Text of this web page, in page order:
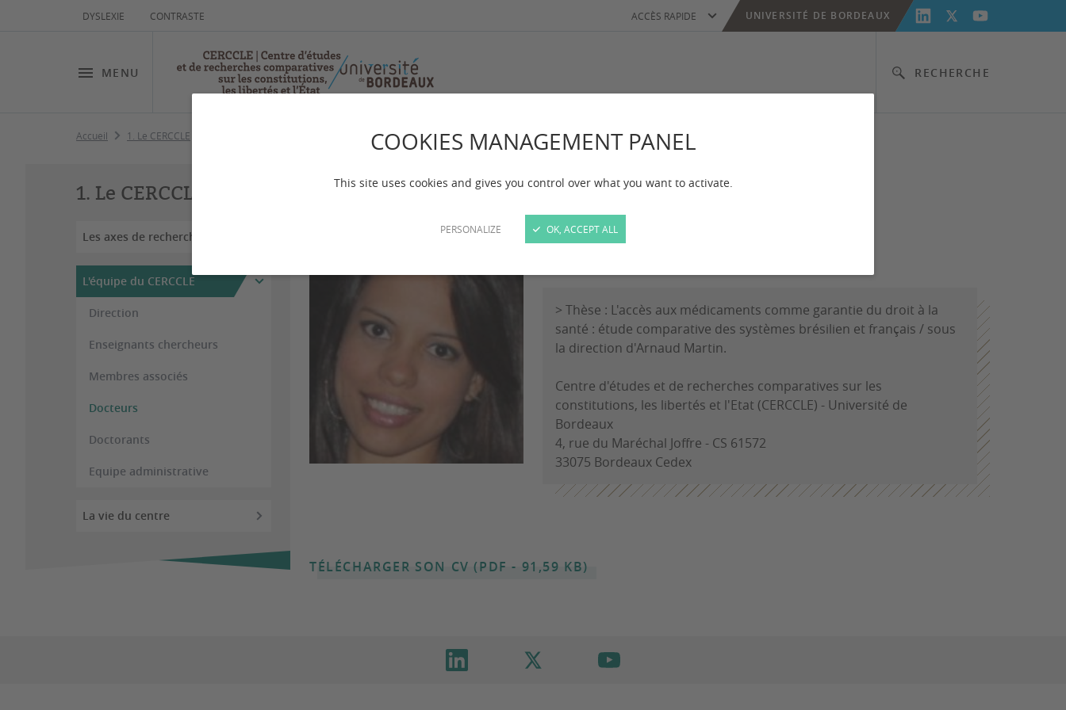
COOKIES MANAGEMENT PANEL
This site uses cookies and gives you control over what you want to activate.
PERSONALIZE OK, ACCEPT ALL
DYSLEXIE CONTRASTE
MENU RECHERCHE
ACCÈS RAPIDE UNIVERSITÉ DE BORDEAUX
Accueil 1. Le CERCCLE Da Rocha Lemos Aline
1. Le CERCCLE
Les axes de recherche
L'équipe du CERCCLE
Direction
Enseignants chercheurs
Membres associés
Docteurs
Doctorants
Equipe administrative
La vie du centre
Da Rocha Lemos Aline
> Thèse : L'accès aux médicaments comme garantie du droit à la
santé : étude comparative des systèmes brésilien et français / sous
la direction d'Arnaud Martin.
Centre d'études et de recherches comparatives sur les
constitutions, les libertés et l'Etat (CERCCLE) - Université de
Bordeaux
4, rue du Maréchal Joffre - CS 61572
33075 Bordeaux Cedex
TÉLÉCHARGER SON CV (PDF - 91,59 KB)